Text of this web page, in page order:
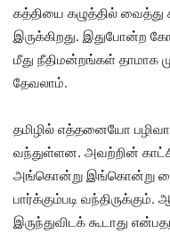
கத்தியை கழுத்தில்
இருக்கிறது. இதுபோன்ற
மீது நீதிமன்றங்கள் தாமாக
தேவலாம்.
தமிழில் எத்தனையோ
வந்துள்ளன. அவற்றின்
அங்கொன்று இங்கொன்று
பார்க்கும்படி
இருந்துவிடக் கூடாது